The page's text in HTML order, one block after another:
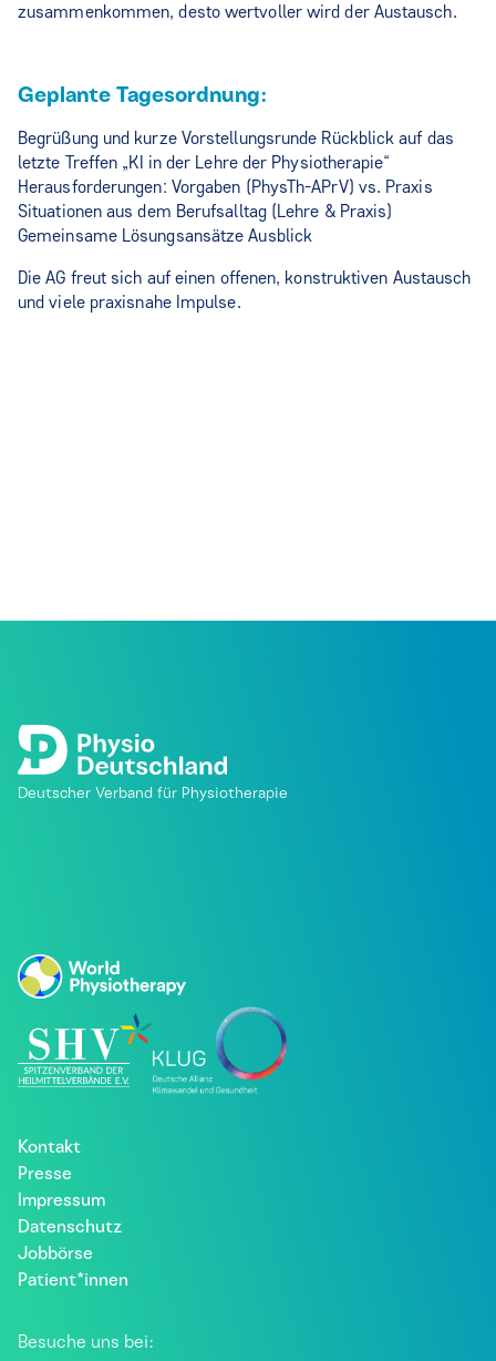
zusammenkommen, desto wertvoller wird der Austausch.
Geplante Tagesordnung:
Begrüßung und kurze Vorstellungsrunde Rückblick auf das
letzte Treffen „KI in der Lehre der Physiotherapie“
Herausforderungen: Vorgaben (PhysTh-APrV) vs. Praxis
Situationen aus dem Berufsalltag (Lehre & Praxis)
Gemeinsame Lösungsansätze Ausblick
Die AG freut sich auf einen offenen, konstruktiven Austausch
und viele praxisnahe Impulse.
Deutscher Verband für Physiotherapie
Kontakt
Presse
Impressum
Datenschutz
Jobbörse
Patient*innen
Besuche uns bei: